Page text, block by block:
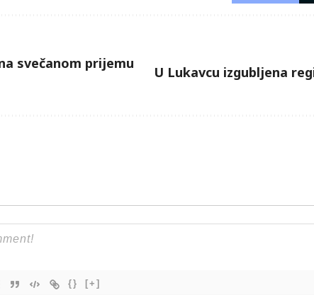
svečanom prijemu
U Lukavcu izgubljena
{} [+]